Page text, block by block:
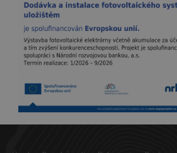
Nezbytně nutné soubory cookie
základní funkce webových stránek,
přihlášení uživatele a správa účtu.
stránky nelze bez nezbytně nutných
cookie správně používat.
pum-7412